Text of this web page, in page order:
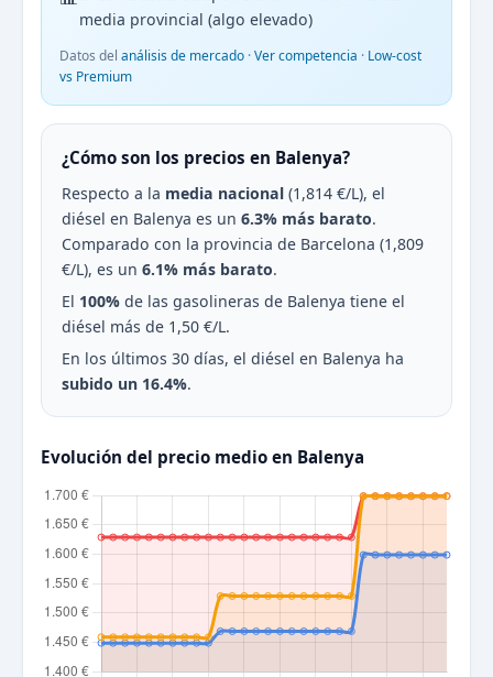
media provincial (algo elevado)
Datos del análisis de mercado ·Ver competencia · Low-cost
vs Premium
¿Cómo son los precios en Balenya?
Respecto a la media nacional (1,814 €/L), el
diésel en Balenya es un 6.3% más barato.
Comparado con la provincia de Barcelona (1,809
€/L), es un 6.1% más barato.
El 100% de las gasolineras de Balenya tiene el
diésel más de 1,50 €/L.
En los últimos 30 días, el diésel en Balenya ha
subido un 16.4%.
Evolución del precio medio en Balenya